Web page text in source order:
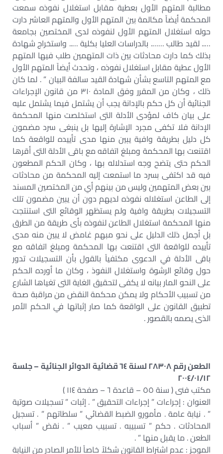
مطالبة المتهم الأول بعطية مقابل استغلال نفوذه سمعت
المحكمة أيضاً مكالمة بين المتهم الأول والمتهم العاشر دارت
حوله استغلال المتهم الأول لنفوذه لدى المختصين بجامعة
….. لقيد طالب ……. بالدراسات العليا بكلية ….. واستخراج شهادة
بذلك كما دارت محادثات بين ذات المتهمين طلب فيها المتهم
الأول عطية مقابل استغلال نفوذه ، وتحدث أيضاً المتهم الأول
مع المتهم التاسع بشأن شهادة القيد سالفة البيان ” . لما كان
ذلك ، وكان من المقرر وفق المادة ٣١٠ من قانون الإجراءات
الجنائية أن كل حكم بالإدانة يجب أن يشتمل فيما يشتمل عليه
على بيان كاف لمؤدى الأدلة التى استخلصت منها المحكمة
الإدانة فلا تكفى مجرد الإشارة إليها بل ينبغى سرد مضمون
كل دليل بطريقة وافية يبين منها مدى تأييده للواقعة كما
اقتنعت بها المحكمة ومبلغ اتفاقه مع باقى الأدلة التى أقرها
الحكم حتى يتضح وجه استدلاله بها ، وكان الحكم المطعون
فيه قد اكتفى بسرد ما استمعت إليه المحكمة من محادثات
بين بعض المتهمين وليس من بينهم أي من المختصين المسند
إلى الطاعن استغلاله نفوذه لديهم دون أن يبين مضمون تلك
التسجيلات بطريقة وافية ولم يستظهر الوقائع التى استنتجت
منها المحكمة استغلال الطاعن لنفوذه بأى طريقة من الطرق
بل أجمل ذلك الدليل على نحو مبهم غامض لا يبين منه مدى
تأييده للواقعة التى اقتنعت بها المحكمة ومبلغ اتفاقه مع
باقى الأدلة في الدعوى مكتفياً بالقول بأن التسجيلات تدور
حول وقائع الرشوة واستغلال النفوذ ، وكان ما أورده الحكم
على النحو المار بيانه لا يكفى لتحقيق الغاية التى تغياها الشارع
من تسبيب الأحكام ولا يمكن محكمة النقض من مراقبة صحة
تطبيق القانون على الواقعة كما صار إثباتها في الحكم الأمر
الذى يصمه بالقصور .
الطعن رقم ٢٨٣٠٨ لسنة ٦٤ قضائية الدوائر الجنائية – جلسة
٢٠٠٤/٠١/١٢
مكتب فنى ( سنة ٥٥ – قاعدة ٦ – صفحة ١١٤ )
العنوان : إجراءات ” إجراءات التحقيق ” . إثبات ” تسجيلات صوتية
” . نيابة عامة . مأمورو الضبط القضائي ” سلطاتهم ” . تسجيل
المحادثات . حكم ” تسبيبه . تسبيب معيب ” . نقض ” أسباب
الطعن . ما يقبل منها ” .
الموجز : عدم اشتراط القانون شكلاً خاصاً للأمر الصادر من النيابة